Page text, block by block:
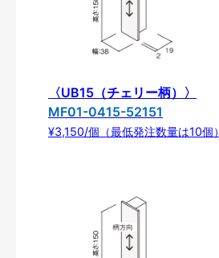
〈UB15（チェリー柄）〉
MF01-0415-52151
¥3,150/個（最低発注数量は10個）